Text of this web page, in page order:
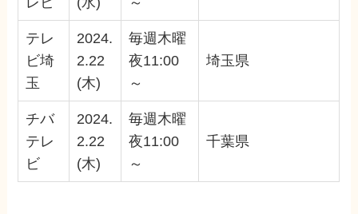
テレ
ビ埼
玉
2024.
2.22
(木)
毎週木曜
夜11:00
～
埼玉県
チバ
テレ
ビ
2024.
2.22
(木)
毎週木曜
夜11:00
～
千葉県